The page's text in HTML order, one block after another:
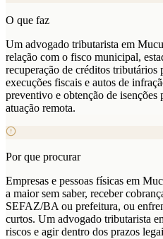
O que faz
Um advogado tributarista em
relação com o fisco municipal,
recuperação de créditos tributários
execuções fiscais e autos de
preventivo e obtenção de
atuação remota.
Por que procurar
Empresas e pessoas físicas em
a maior sem saber, receber
SEFAZ/BA ou prefeitura, ou
curtos. Um advogado tributarista
riscos e agir dentro dos prazos